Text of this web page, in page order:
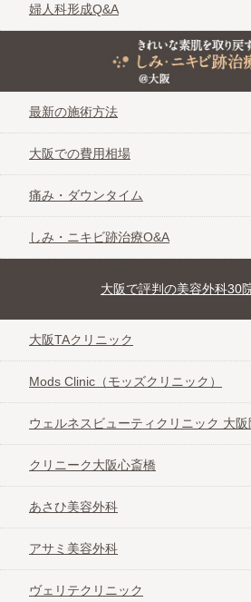
婦人科形成Q&A
きれいな素肌を取り戻す しみ・ニ
最新の施術方法
大阪での費用相場
痛み・ダウンタイム
しみ・ニキビ跡治療O&A
大阪で評判の美容外科30
大阪TAクリニック
Mods Clinic（モッズクリニック）
ウェルネスビューティクリニック 大阪
クリニーク大阪心斎橋
あさひ美容外科
アサミ美容外科
ヴェリテクリニック